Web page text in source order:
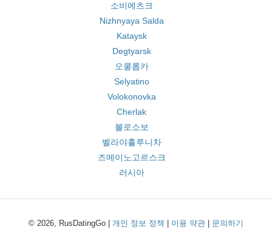
소비에츠크
Nizhnyaya Salda
Kataysk
Degtyarsk
오쿨롭카
Selyatino
Volokonovka
Cherlak
볼로소보
벨라야홀루니차
즈메이노고르스크
러시아
© 2026, RusDatingGo | 개인 정보 정책 이용 약관 문의하기